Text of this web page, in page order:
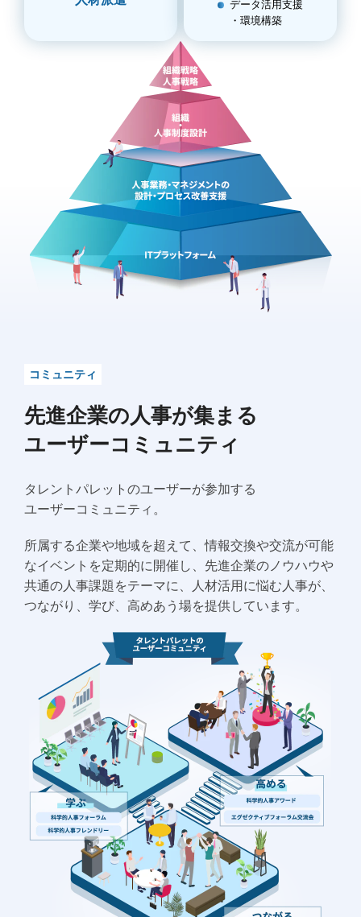
データ活用支援
・環境構築
コミュニティ
先進企業の人事が集まる
ユーザーコミュニティ
タレントパレットのユーザーが参加する
ユーザーコミュニティ。
所属する企業や地域を超えて、情報交換や交流が可能
なイベントを定期的に開催し、先進企業のノウハウや
共通の人事課題をテーマに、人材活用に悩む人事が、
つながり、学び、高めあう場を提供しています。